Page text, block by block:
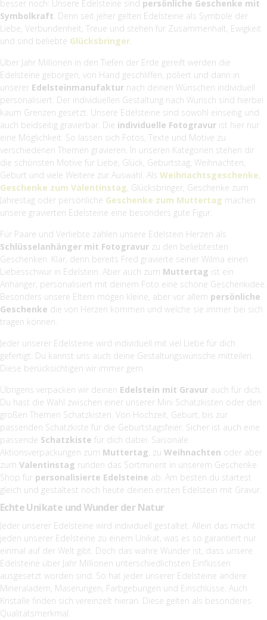
besser noch: Unsere Edelsteine sind persönliche Geschenke mit
Symbolkraft. Denn seit jeher gelten Edelsteine als Symbole der
Liebe, Verbundenheit, Treue und stehen für Zusammenhalt, Ewigkeit
und sind beliebte Glücksbringer.
Über Jahr Millionen in den Tiefen der Erde gereift werden die
Edelsteine geborgen, von Hand geschliffen, poliert und dann in
unserer Edelsteinmanufaktur nach deinen Wünschen individuell
personalisiert. Der individuellen Gestaltung nach Wunsch sind hierbei
kaum Grenzen gesetzt. Unsere Edelsteine sind sowohl einseitig und
auch beidseitig gravierbar. Die individuelle Fotogravur ist hier nur
eine Möglichkeit. So lassen sich Fotos, Texte und Motive zu
verschiedenen Themen gravieren. In unseren Kategorien stehen dir
die schönsten Motive für Liebe, Glück, Geburtstag, Weihnachten,
Geburt und viele Weitere zur Auswahl. Als Weihnachtsgeschenke,
Geschenke zum Valentinstag, Glücksbringer, Geschenke zum
Jahrestag oder persönliche Geschenke zum Muttertag machen
unsere gravierten Edelsteine eine besonders gute Figur.
Für Paare und Verliebte zählen unsere Edelstein Herzen als
Schlüsselanhänger mit Fotogravur zu den beliebtesten
Geschenken. Klar, denn bereits Fred gravierte seiner Wilma einen
Liebesschwur in Edelstein. Aber auch zum Muttertag ist ein
Anhänger, personalisiert mit deinem Foto eine schöne Geschenkidee.
Besonders unsere Eltern mögen kleine, aber vor allem persönliche
Geschenke die von Herzen kommen und welche sie immer bei sich
tragen können.
Jeder unserer Edelsteine wird individuell mit viel Liebe für dich
gefertigt. Du kannst uns auch deine Gestaltungswünsche mitteilen.
Diese berücksichtigen wir immer gern.
Übrigens verpacken wir deinen Edelstein mit Gravur auch für dich.
Du hast die Wahl zwischen einer unserer Mini Schatzkisten oder den
großen Themen Schatzkisten. Von Hochzeit, Geburt, bis zur
passenden Schatzkiste für die Geburtstagsfeier. Sicher ist auch eine
passende Schatzkiste für dich dabei. Saisonale
Aktionsverpackungen zum Muttertag, zu Weihnachten oder aber
zum Valentinstag runden das Sortminent in unserem Geschenke
Shop für personalisierte Edelsteine ab. Am besten du startest
gleich und gestaltest noch heute deinen ersten Edelstein mit Gravur.
Echte Unikate und Wunder der Natur
Jeder unserer Edelsteine wird individuell gestaltet. Allein das macht
jeden unserer Edelsteine zu einem Unikat, was es so garantiert nur
einmal auf der Welt gibt. Doch das wahre Wunder ist, dass unsere
Edelsteine über Jahr Millionen unterschiedlichsten Einflüssen
ausgesetzt worden sind. So hat jeder unserer Edelsteine andere
Mineraladern, Maserungen, Farbgebungen und Einschlüsse. Auch
Kristalle finden sich vereinzelt hieran. Diese gelten als besonderes
Qualitätsmerkmal.